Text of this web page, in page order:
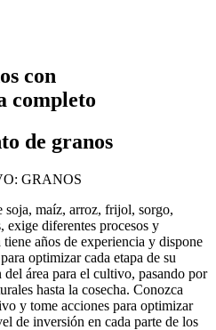
con
completo
de granos
GRANOS
soja, maíz, arroz, frijol, sorgo,
exige diferentes procesos y
años de experiencia y dispone
optimizar cada etapa de su
área para el cultivo, pasando por
hasta la cosecha. Conozca
y tome acciones para optimizar
de inversión en cada parte de los